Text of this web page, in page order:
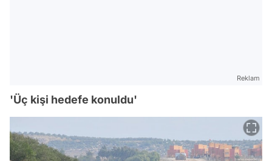
Reklam
'Üç kişi hedefe konuldu'